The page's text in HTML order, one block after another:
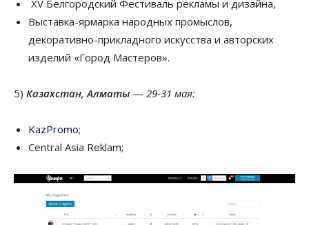
XV Белгородский Фестиваль рекламы и дизайна,
Выставка-ярмарка народных промыслов,
декоративно-прикладного искусства и авторских
изделий «Город Мастеров».
5) Казахстан, Алматы — 29-31 мая:
KazPromo;
Central Asia Reklam;